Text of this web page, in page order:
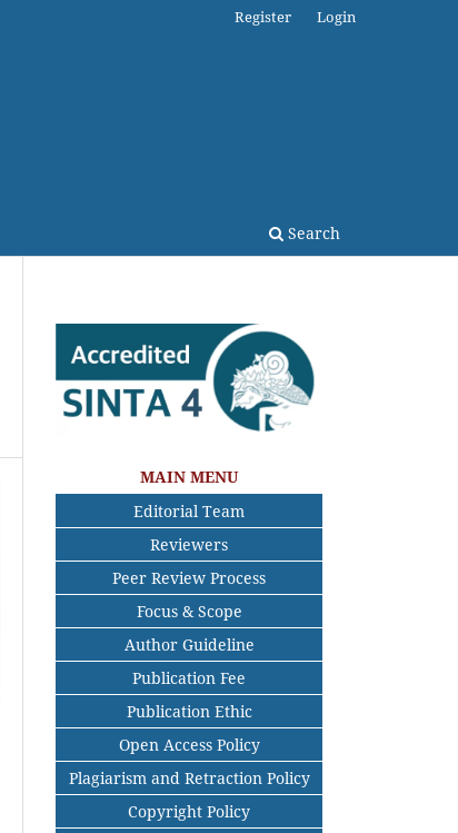
Search
Register Login
MAIN MENU
Editorial Team
Reviewers
Peer Review Process
Focus & Scope
Author Guideline
Publication Fee
Publication Ethic
Open Access Policy
Plagiarism and Retraction Policy
Copyright Policy